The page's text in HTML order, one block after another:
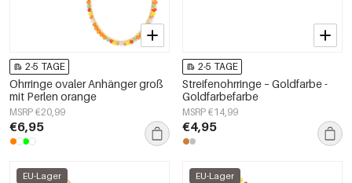
2-5 TAGE
Ohrringe ovaler Anhänger groß
mit Perlen orange
MSRP €20,99
€6,95
2-5 TAGE
Streifenohrringe – Goldfarbe -
Goldfarbefarbe
MSRP €14,99
€4,95
EU-Lager EU-Lager